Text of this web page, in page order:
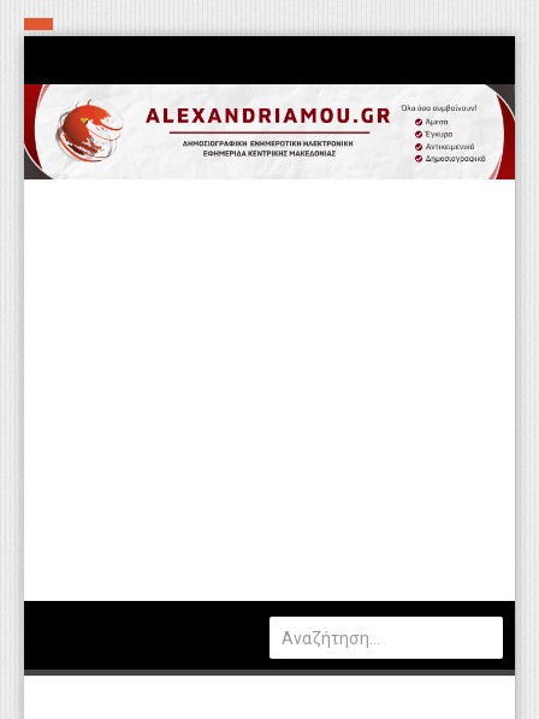
Αρχική
Τα εν δήμω εν οίκω
Πολιτιστικά-Εκκλησιαστικά
Καιρός